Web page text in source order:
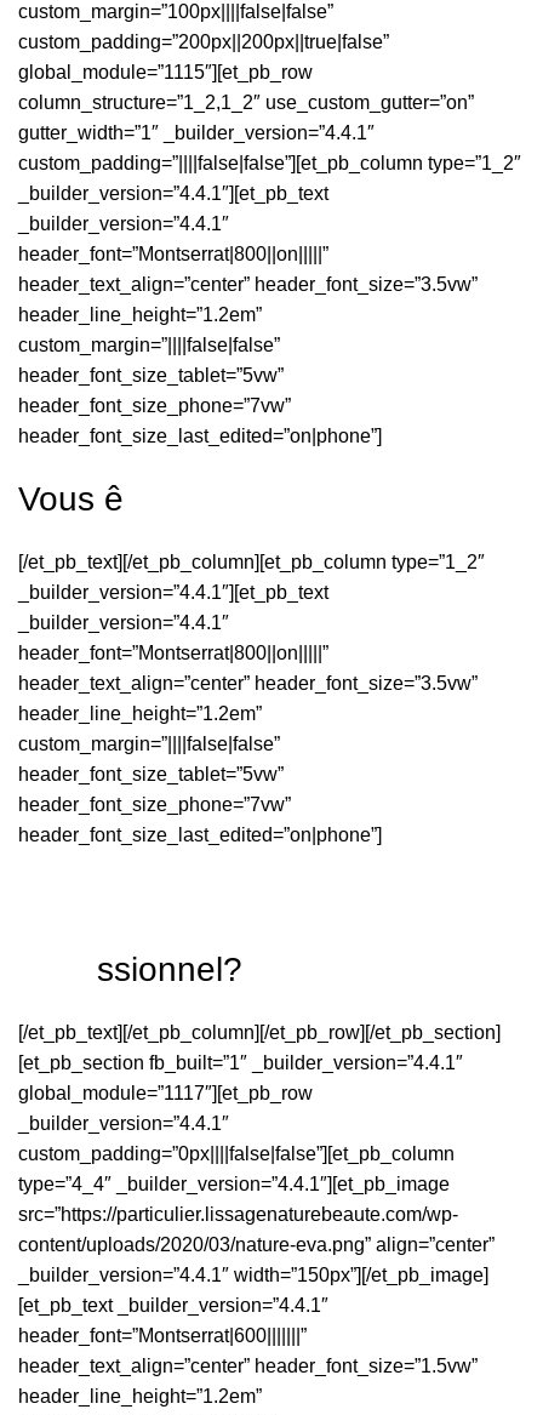
custom_margin=”100px||||false|false”
custom_padding=”200px||200px||true|false”
global_module=”1115″][et_pb_row
column_structure=”1_2,1_2″ use_custom_gutter=”on”
gutter_width=”1″ _builder_version=”4.4.1″
custom_padding=”||||false|false”][et_pb_column type=”1_2″
_builder_version=”4.4.1″][et_pb_text
_builder_version=”4.4.1″
header_font=”Montserrat|800||on|||||”
header_text_align=”center” header_font_size=”3.5vw”
header_line_height=”1.2em”
custom_margin=”||||false|false”
header_font_size_tablet=”5vw”
header_font_size_phone=”7vw”
header_font_size_last_edited=”on|phone”]
Vous ê
[/et_pb_text][/et_pb_column][et_pb_column type=”1_2″
_builder_version=”4.4.1″][et_pb_text
_builder_version=”4.4.1″
header_font=”Montserrat|800||on|||||”
header_text_align=”center” header_font_size=”3.5vw”
header_line_height=”1.2em”
custom_margin=”||||false|false”
header_font_size_tablet=”5vw”
header_font_size_phone=”7vw”
header_font_size_last_edited=”on|phone”]
ssionnel?
[/et_pb_text][/et_pb_column][/et_pb_row][/et_pb_section]
[et_pb_section fb_built=”1″ _builder_version=”4.4.1″
global_module=”1117″][et_pb_row
_builder_version=”4.4.1″
custom_padding=”0px||||false|false”][et_pb_column
type=”4_4″ _builder_version=”4.4.1″][et_pb_image
src=”https://particulier.lissagenaturebeaute.com/wp-
content/uploads/2020/03/nature-eva.png” align=”center”
_builder_version=”4.4.1″ width=”150px”][/et_pb_image]
[et_pb_text _builder_version=”4.4.1″
header_font=”Montserrat|600|||||||”
header_text_align=”center” header_font_size=”1.5vw”
header_line_height=”1.2em”